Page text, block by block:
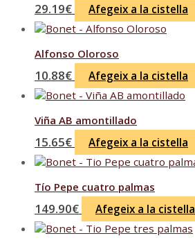
29.19€ Afegeix a la cistella
Alfonso Oloroso
10.88€ Afegeix a la cistella
Viña AB amontillado
15.65€ Afegeix a la cistella
Tío Pepe cuatro palmas
149.90€ Afegeix a la cistella